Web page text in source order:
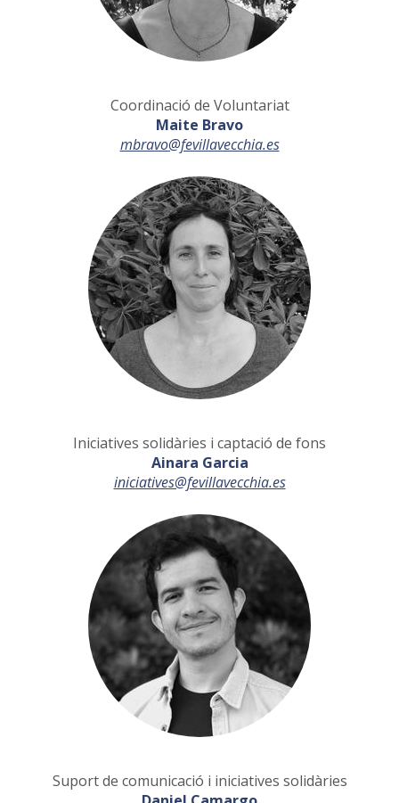
Coordinació de Voluntariat
Maite Bravo
mbravo@fevillavecchia.es
Iniciatives solidàries i captació de fons
Ainara Garcia
iniciatives@fevillavecchia.es
Suport de comunicació i iniciatives solidàries